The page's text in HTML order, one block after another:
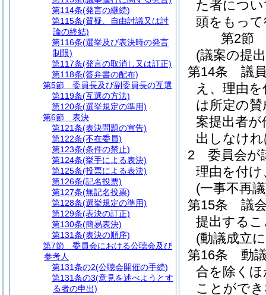
た者につ
頭をもっ
第2節
(議案の提
第14条
議
え、理由
は所定の
案提出者
出しなけ
2
委員会が
理由を付
(一事不再
第15条
議
提出する
(動議成立
第16条
動
合を除く
ことがで
第114条(発言の継続)
第115条(質疑、自由討議又は討
論の終結)
第116条(選挙及び表決時の発言
制限)
第117条(発言の取消し又は訂正)
第118条(答弁書の配布)
第5節
委員長及び副委員長の互選
第119条(互選の方法)
第120条(選挙規定の準用)
第6節
表決
第121条(表決問題の宣告)
第122条(不在委員)
第123条(条件の禁止)
第124条(挙手による表決)
第125条(投票による表決)
第126条(記名投票)
第127条(無記名投票)
第128条(選挙規定の準用)
第129条(表決の訂正)
第130条(簡易表決)
第131条(表決の順序)
第7節
委員会における公聴会及び
参考人
第131条の2(公聴会開催の手続)
第131条の3(意見を述べようとす
る者の申出)